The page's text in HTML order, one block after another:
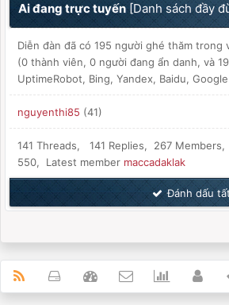
Ai đang trực tuyến[Danh sách đầy
Diễn đàn đã có 195 người ghé thăm trong
(0 thành viên, 0 người đang ẩn danh, và
UptimeRobot, Bing, Yandex, Baidu, Google
nguyenthi85 (41)
141 Threads, 141 Replies, 267
550, Latest member maccadaklak
Đánh dấu